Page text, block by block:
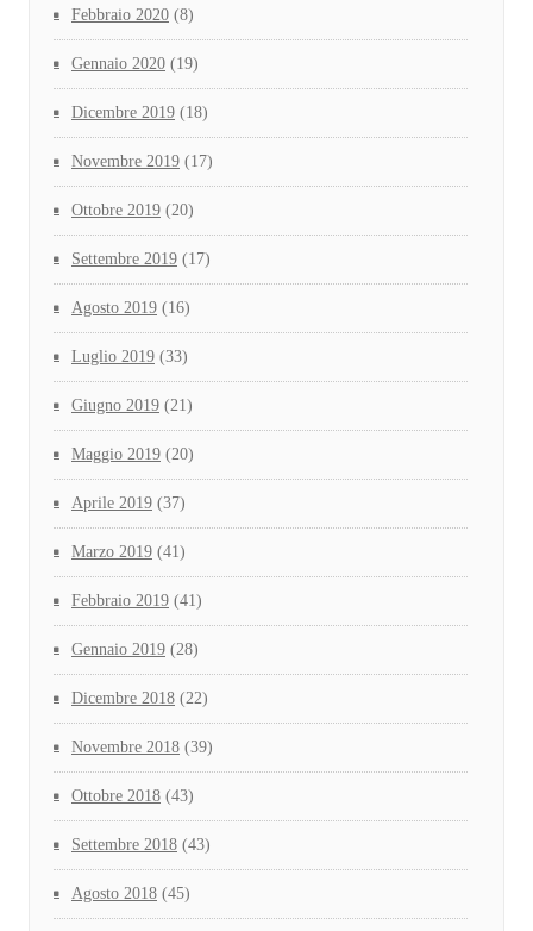
Febbraio 2020 (8)
Gennaio 2020 (19)
Dicembre 2019 (18)
Novembre 2019 (17)
Ottobre 2019 (20)
Settembre 2019 (17)
Agosto 2019 (16)
Luglio 2019 (33)
Giugno 2019 (21)
Maggio 2019 (20)
Aprile 2019 (37)
Marzo 2019 (41)
Febbraio 2019 (41)
Gennaio 2019 (28)
Dicembre 2018 (22)
Novembre 2018 (39)
Ottobre 2018 (43)
Settembre 2018 (43)
Agosto 2018 (45)